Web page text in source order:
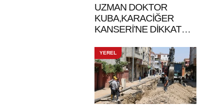
UZMAN DOKTOR
KUBA,KARACİĞER
KANSERİ’NE DİKKAT
YEREL